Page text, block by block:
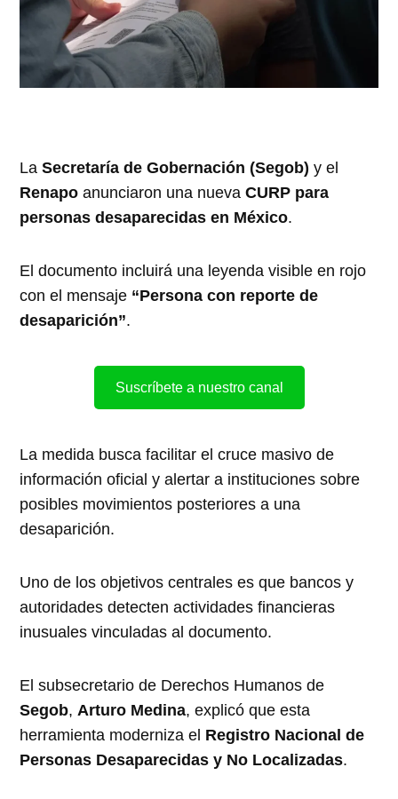
LaSecretaría de Gobernación (Segob) y el
Renapo anunciaron una nuevaCURP para
personas desaparecidas en México.
El documento incluirá una leyenda visible en rojo
con el mensaje “Persona con reporte de
desaparición”.
Suscríbete a nuestro canal
La medida busca facilitar el cruce masivo de
información oficial y alertar a instituciones sobre
posibles movimientos posteriores a una
desaparición.
Uno de los objetivos centrales es que bancos y
autoridades detecten actividades financieras
inusuales vinculadas al documento.
El subsecretario de Derechos Humanos de
Segob, Arturo Medina, explicó que esta
herramienta moderniza el Registro Nacional de
Personas Desaparecidas y No Localizadas.